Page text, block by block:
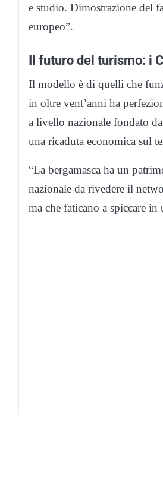
e studio. Dimostrazione del
europeo”.
Il futuro del turismo: i
Il modello è di quelli che
in oltre vent’anni ha
a livello nazionale fondato da
una ricaduta economica sul
“La bergamasca ha un
nazionale da rivedere il
ma che faticano a spiccare